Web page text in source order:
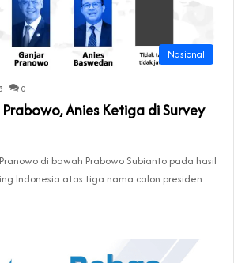
Nasional
0
Anies Ketiga di Survey
di bawah Prabowo Subianto pada hasil
Indonesia atas tiga nama calon presiden…